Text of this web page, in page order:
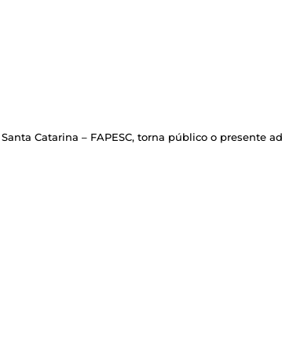
Catarina – FAPESC, torna público o presente